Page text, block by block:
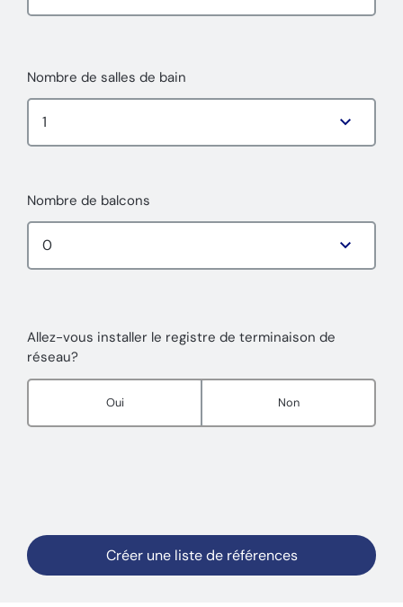
Nombre de salles de bain
Nombre de balcons
Allez-vous installer le registre de terminaison de
réseau?
Oui Non
Créer une liste de références